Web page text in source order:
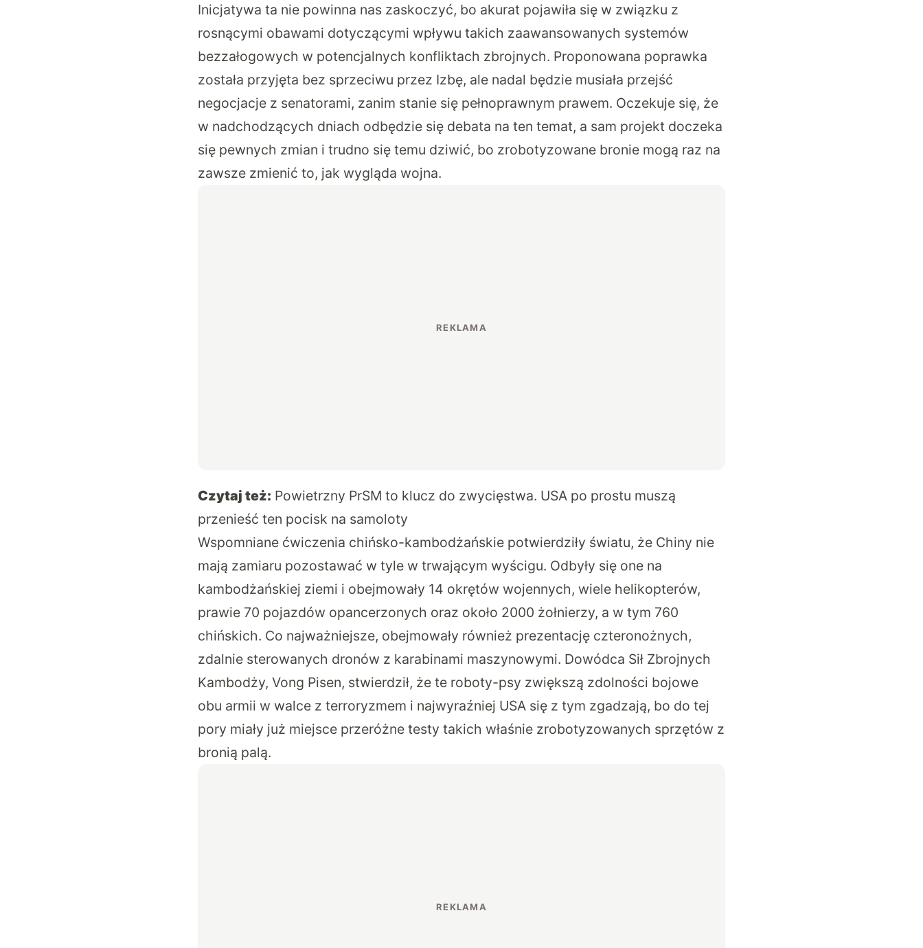
Inicjatywa ta nie powinna nas zaskoczyć, bo akurat pojawiła się w związku z
rosnącymi obawami dotyczącymi wpływu takich zaawansowanych systemów
bezzałogowych w potencjalnych konfliktach zbrojnych. Proponowana poprawka
została przyjęta bez sprzeciwu przez Izbę, ale nadal będzie musiała przejść
negocjacje z senatorami, zanim stanie się pełnoprawnym prawem. Oczekuje się, że
w nadchodzących dniach odbędzie się debata na ten temat, a sam projekt doczeka
się pewnych zmian i trudno się temu dziwić, bo zrobotyzowane bronie mogą raz na
zawsze zmienić to, jak wygląda wojna.
Czytaj też: Powietrzny PrSM to klucz do zwycięstwa. USA po prostu muszą
przenieść ten pocisk na samoloty
Wspomniane ćwiczenia chińsko-kambodżańskie potwierdziły światu, że Chiny nie
mają zamiaru pozostawać w tyle w trwającym wyścigu. Odbyły się one na
kambodżańskiej ziemi i obejmowały 14 okrętów wojennych, wiele helikopterów,
prawie 70 pojazdów opancerzonych oraz około 2000 żołnierzy, a w tym 760
chińskich. Co najważniejsze, obejmowały również prezentację czteronożnych,
zdalnie sterowanych dronów z karabinami maszynowymi. Dowódca Sił Zbrojnych
Kambodży, Vong Pisen, stwierdził, że te roboty-psy zwiększą zdolności bojowe
obu armii w walce z terroryzmem i najwyraźniej USA się z tym zgadzają, bo do tej
pory miały już miejsce przeróżne testy takich właśnie zrobotyzowanych sprzętów z
bronią palą.